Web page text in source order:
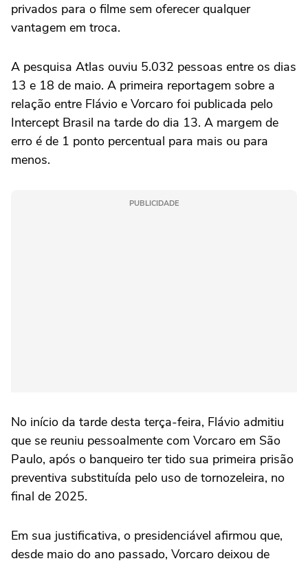
privados ‌para o filme sem oferecer qualquer
‌vantagem em troca.
A pesquisa Atlas ouviu 5.032 pessoas entre os dias
13 e 18 de maio. A primeira reportagem sobre a
relação entre Flávio e Vorcaro foi publicada pelo
Intercept Brasil na tarde do dia 13. A margem de
erro é de 1 ponto percentual para mais ou para
menos.
PUBLICIDADE
No início da tarde desta terça-feira, Flávio ⁠admitiu
que se reuniu pessoalmente com Vorcaro em São
Paulo, após o banqueiro ter tido sua primeira prisão
preventiva substituída pelo uso de tornozeleira, no
final de 2025.
Em sua justificativa, o presidenciável afirmou que,
desde maio do ano passado, Vorcaro deixou de